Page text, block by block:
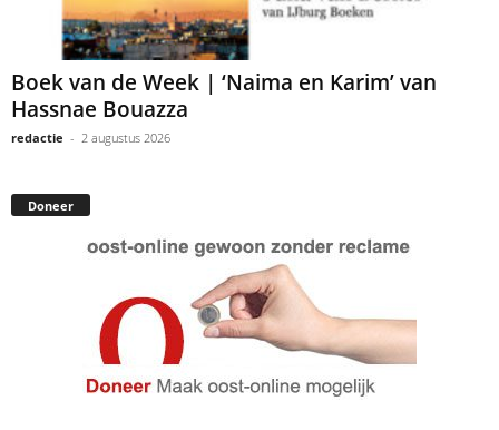
Boek van de Week | ‘Naima en Karim’ van
Hassnae Bouazza
redactie - 2 augustus 2026
Doneer